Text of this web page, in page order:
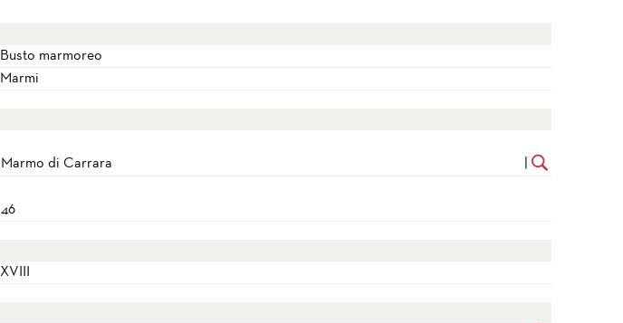
Busto marmoreo
Marmi
Marmo di Carrara
46
XVIII